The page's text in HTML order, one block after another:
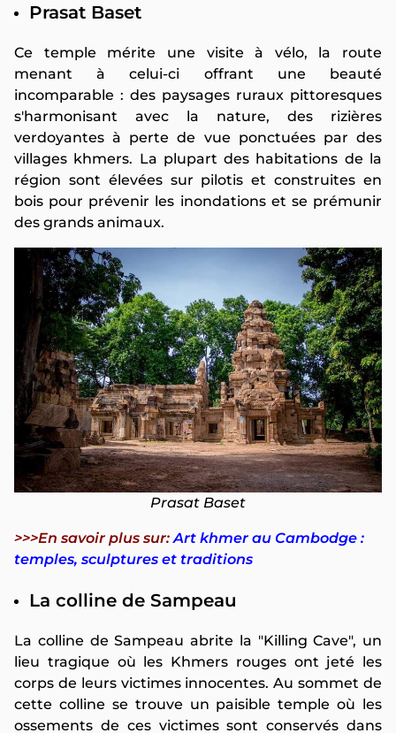
Prasat Baset
Ce temple mérite une visite à vélo, la route
menant à celui-ci offrant une beauté
incomparable : des paysages ruraux pittoresques
s'harmonisant avec la nature, des rizières
verdoyantes à perte de vue ponctuées par des
villages khmers. La plupart des habitations de la
région sont élevées sur pilotis et construites en
bois pour prévenir les inondations et se prémunir
des grands animaux.
Prasat Baset
>>>En savoir plus sur:Art khmer au Cambodge :
temples, sculptures et traditions
La colline de Sampeau
La colline de Sampeau abrite la "Killing Cave", un
lieu tragique où les Khmers rouges ont jeté les
corps de leurs victimes innocentes. Au sommet de
cette colline se trouve un paisible temple où les
ossements de ces victimes sont conservés dans